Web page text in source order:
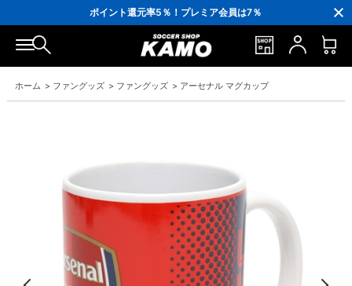
ポイント還元率5％！プレミア会員は7％
会員の方にはお誕生月に「10％OFFクーポン」プレゼント！
16,000円(税込)以上でシューズケースプレゼント！
3,300円(税込)以上で送料無料！
ホーム > ファングッズ > ファングッズ > アーセナル マグカップ